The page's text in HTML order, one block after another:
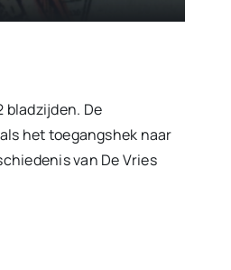
bladzijden. De
het toegangshek naar
van De Vries